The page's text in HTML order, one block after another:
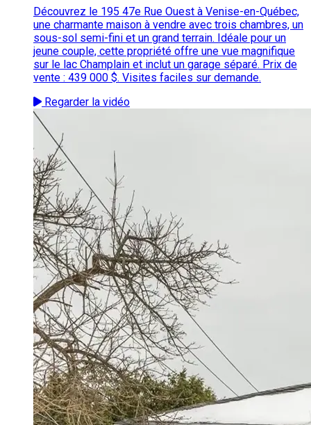
Découvrez le 195 47e Rue Ouest à Venise-en-Québec,
une charmante maison à vendre avec trois chambres, un
sous-sol semi-fini et un grand terrain. Idéale pour un
jeune couple, cette propriété offre une vue magnifique
sur le lac Champlain et inclut un garage séparé. Prix de
vente : 439 000 $. Visites faciles sur demande.
Regarder la vidéo